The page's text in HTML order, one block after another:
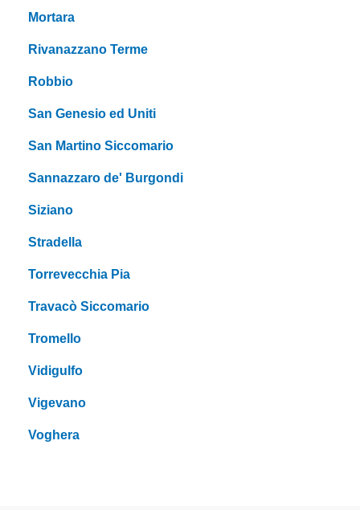
Mortara
Rivanazzano Terme
Robbio
San Genesio ed Uniti
San Martino Siccomario
Sannazzaro de' Burgondi
Siziano
Stradella
Torrevecchia Pia
Travacò Siccomario
Tromello
Vidigulfo
Vigevano
Voghera